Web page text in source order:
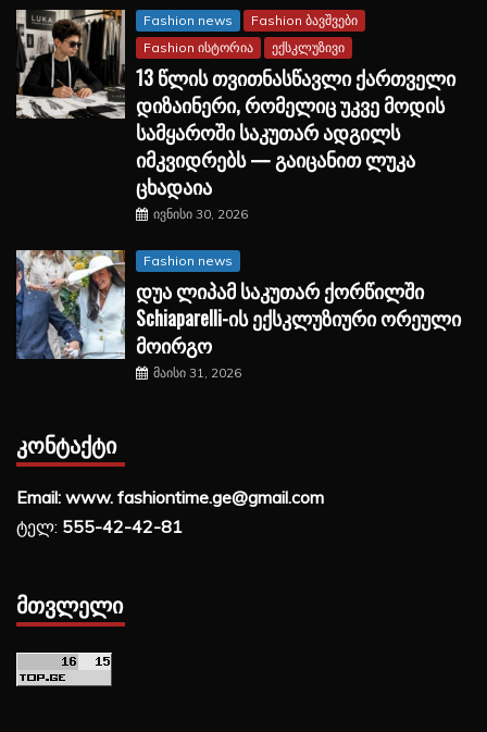
Fashion news
Fashion ბავშვები
Fashion ისტორია
ექსკლუზივი
13 წლის თვითნასწავლი ქართველი
დიზაინერი, რომელიც უკვე მოდის
სამყაროში საკუთარ ადგილს
იმკვიდრებს — გაიცანით ლუკა
ცხადაია
ივნისი 30, 2026
Fashion news
დუა ლიპამ საკუთარ ქორწილში
Schiaparelli-ის ექსკლუზიური ორეული
მოირგო
მაისი 31, 2026
ᲙᲝᲜᲢᲐᲥᲢᲘ
Email: www. fashiontime.ge@gmail.com
ტელ: 555-42-42-81
ᲛᲗᲕᲚᲔᲚᲘ